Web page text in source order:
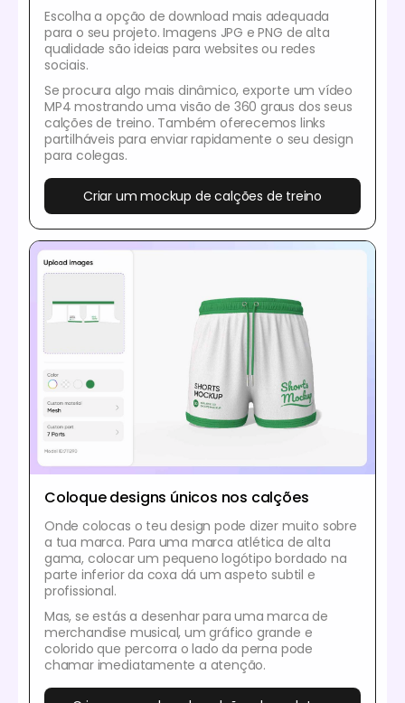
Escolha a opção de download mais adequada
para o seu projeto. Imagens JPG e PNG de alta
qualidade são ideias para websites ou redes
sociais.
Se procura algo mais dinâmico, exporte um vídeo
MP4 mostrando uma visão de 360 graus dos seus
calções de treino. Também oferecemos links
partilháveis para enviar rapidamente o seu design
para colegas.
Criar um mockup de calções de treino
Coloque designs únicos nos calções
Onde colocas o teu design pode dizer muito sobre
a tua marca. Para uma marca atlética de alta
gama, colocar um pequeno logótipo bordado na
parte inferior da coxa dá um aspeto subtil e
profissional.
Mas, se estás a desenhar para uma marca de
merchandise musical, um gráfico grande e
colorido que percorra o lado da perna pode
chamar imediatamente a atenção.